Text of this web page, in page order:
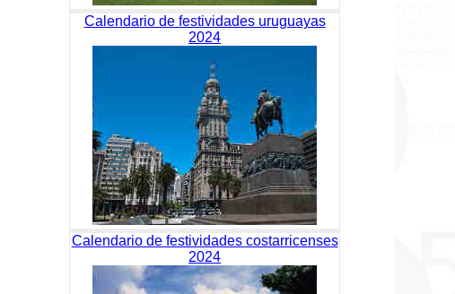
Calendario de festividades uruguayas
2024
Calendario de festividades costarricenses
2024